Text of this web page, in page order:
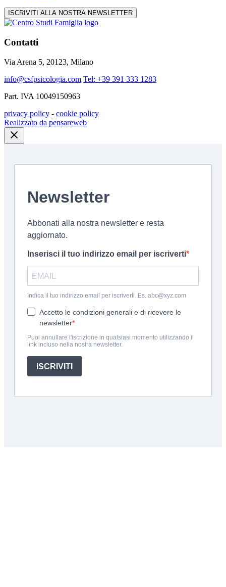
ISCRIVITI ALLA NOSTRA NEWSLETTER
Contatti
Via Arena 5, 20123, Milano
info@csfpsicologia.com Tel: +39 391 333 1283
Part. IVA 10049150963
privacy policy - cookie policy
Realizzato da pensareweb